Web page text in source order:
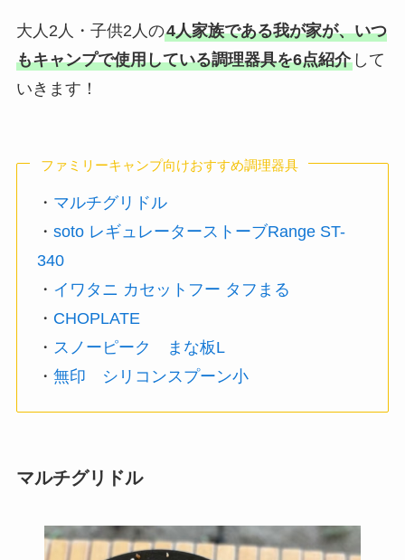
大人2人・子供2人の4人家族である我が家が、いつ
もキャンプで使用している調理器具を6点紹介して
いきます！
ファミリーキャンプ向けおすすめ調理器具
・ マルチグリドル
・soto レギュレーターストーブRange ST-
340
・ イワタニ カセットフー タフまる
・ CHOPLATE
・ スノーピーク まな板L
・無印 シリコンスプーン小
マルチグリドル